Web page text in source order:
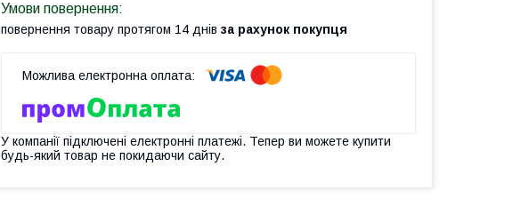
повернення товару протягом 14 днів за рахунок покупця
У компанії підключені електронні платежі. Тепер ви можете купити
будь-який товар не покидаючи сайту.